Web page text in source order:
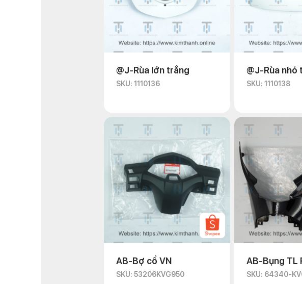
@J-Rùa lớn trắng
SKU: 1110136
@J-Rùa nhỏ
SKU: 1110138
AB-Bợ cổ VN
SKU: 53206KVG950
AB-Bụng TL
SKU: 64340-